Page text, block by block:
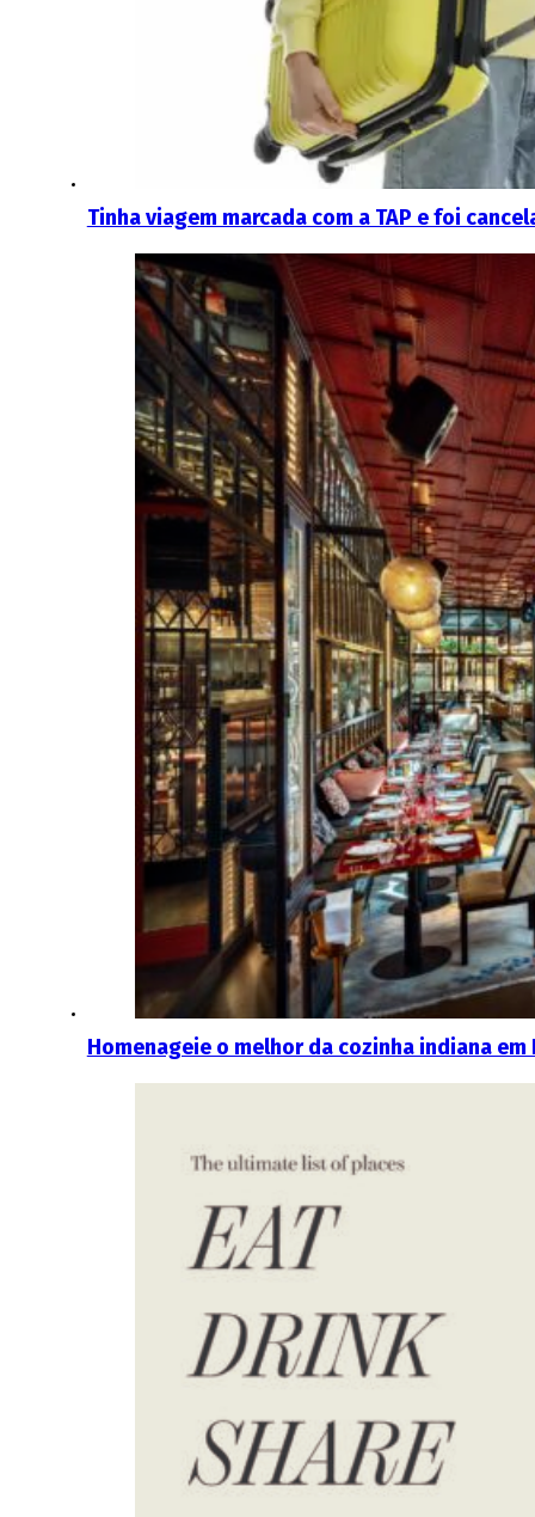
Tinha viagem marcada com a TAP e foi
Homenageie o melhor da cozinha indiana